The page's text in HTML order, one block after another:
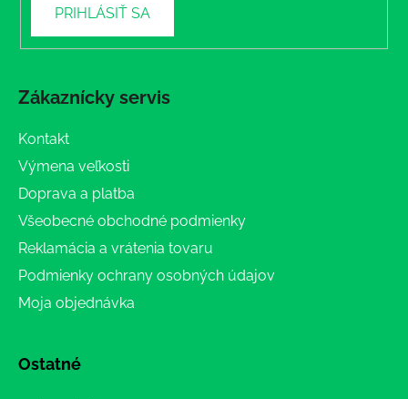
PRIHLÁSIŤ SA
Zákaznícky servis
Kontakt
Výmena veľkosti
Doprava a platba
Všeobecné obchodné podmienky
Reklamácia a vrátenia tovaru
Podmienky ochrany osobných údajov
Moja objednávka
Ostatné